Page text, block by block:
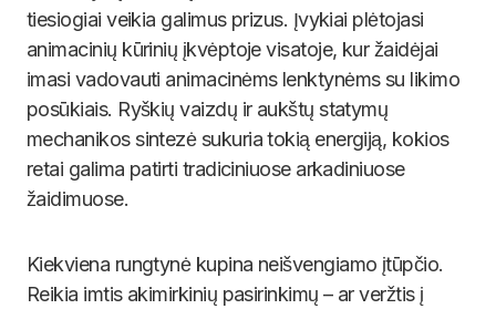
tiesiogiai veikia galimus prizus. Įvykiai plėtojasi
animacinių kūrinių įkvėptoje visatoje, kur žaidėjai
imasi vadovauti animacinėms lenktynėms su likimo
posūkiais. Ryškių vaizdų ir aukštų statymų
mechanikos sintezė sukuria tokią energiją, kokios
retai galima patirti tradiciniuose arkadiniuose
žaidimuose.
Kiekviena rungtynė kupina neišvengiamo įtūpčio.
Reikia imtis akimirkinių pasirinkimų – ar veržtis į